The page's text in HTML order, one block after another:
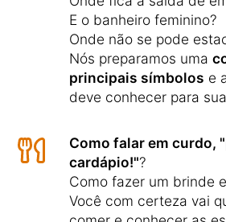
E o banheiro feminino?
Onde não se pode
Nós preparamos uma
principais símbolos e
deve conhecer para
Como falar em curdo,
cardápio!"?
Como fazer um brinde
Você com certeza vai